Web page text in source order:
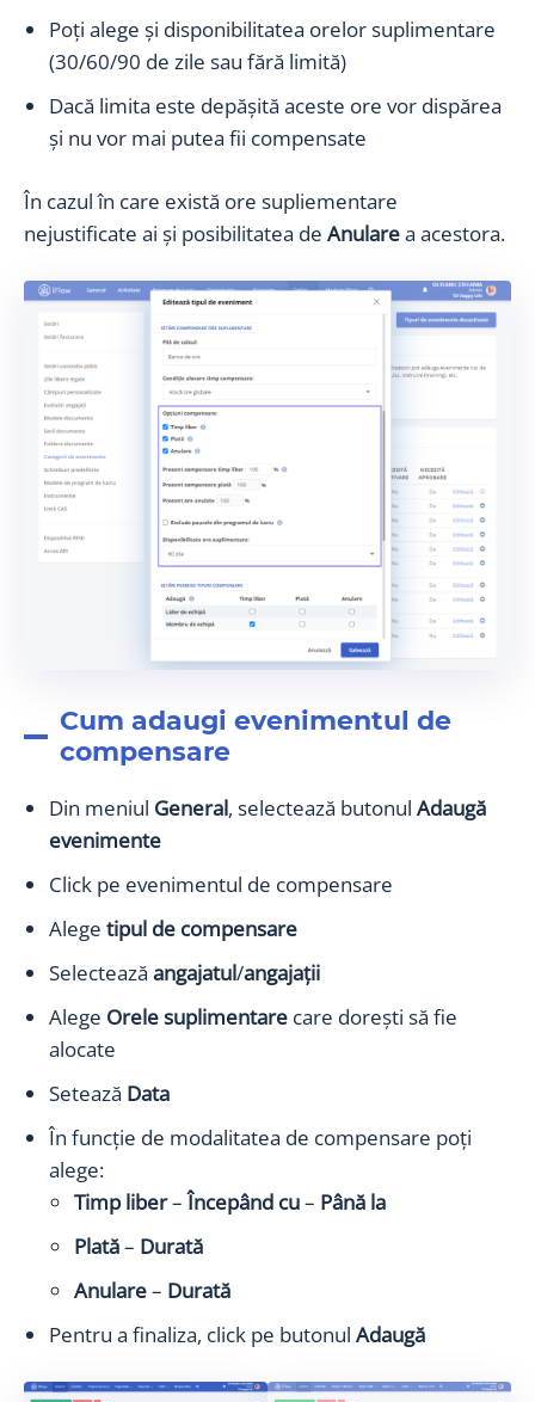
Poți alege și disponibilitatea orelor suplimentare
(30/60/90 de zile sau fără limită)
Dacă limita este depășită aceste ore vor dispărea
și nu vor mai putea fii compensate
În cazul în care există ore supliementare
nejustificate ai și posibilitatea de Anularea acestora.
Cum adaugi evenimentul de
compensare
Din meniul General, selectează butonul Adaugă
evenimente
Click pe evenimentul de compensare
Alege tipul de compensare
Selectează angajatul/angajații
Alege Orele suplimentare care dorești să fie
alocate
Setează Data
În funcție de modalitatea de compensare poți
alege:
Timp liber–Începând cu– Până la
Plată– Durată
Anulare– Durată
Pentru a finaliza, click pe butonul Adaugă